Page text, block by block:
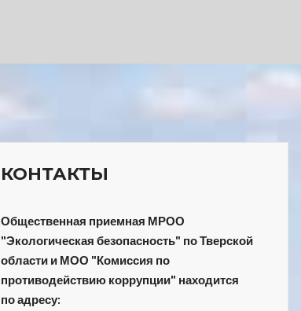
КОНТАКТЫ
Общественная приемная МРОО
"Экологическая безопасность" по Тверской
области и МОО "Комиссия по
противодействию коррупции" находится
по адресу: